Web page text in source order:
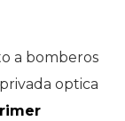
a bomberos
optica